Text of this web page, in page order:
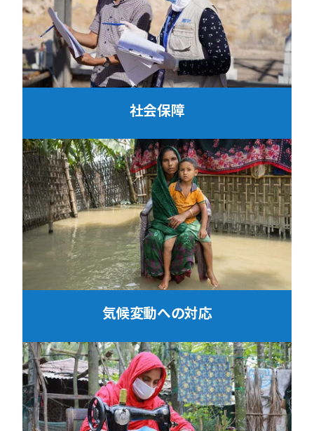
社会保障
気候変動への対応